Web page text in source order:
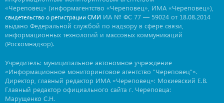
«Череповец» (информагентство «Череповец», ИМА «Череповец»),
свидетельство о регистрации СМИ ИА № ФС 77 — 59024 от 18.08.2014
выдано Федеральной службой по надзору в сфере связи,
информационных технологий и массовых коммуникаций
(Роскомнадзор).
Учредитель: муниципальное автономное учреждение
«Информационное мониторинговое агентство "Череповец"».
Директор, главный редактор ИМА «Череповец»: Мокиевский Е.В.
Главный редактор официального сайта г. Череповца:
Марущенко С.Н.